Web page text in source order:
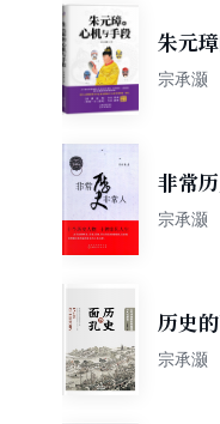
朱元
宗承灏
非常
宗承灏
历史
路径与
宗承灏